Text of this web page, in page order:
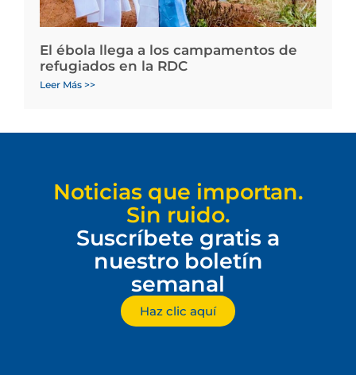
El ébola llega a los campamentos de
refugiados en la RDC
Leer Más >>
Noticias que importan.
Sin ruido.
Suscríbete gratis a
nuestro boletín
semanal
Haz clic aquí